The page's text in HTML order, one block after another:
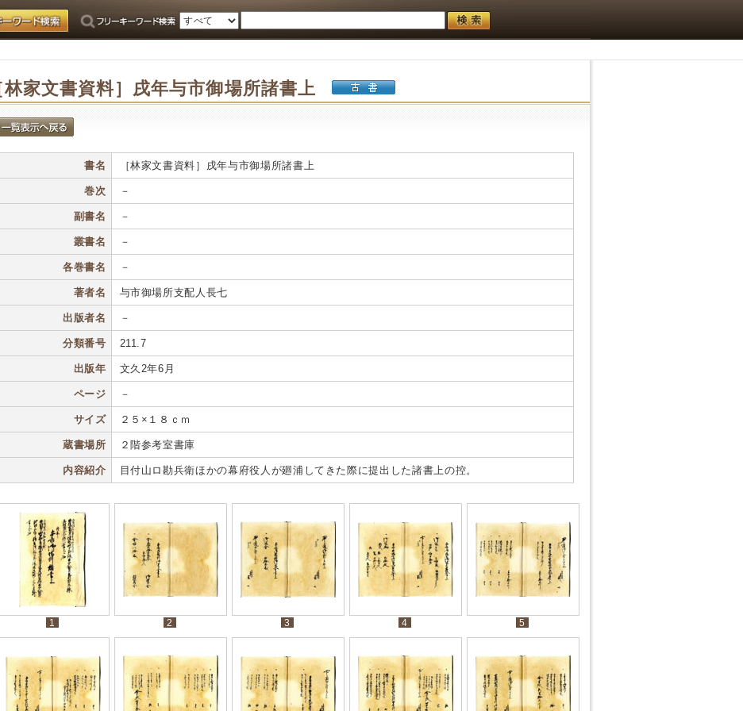
林家文書資料］戌年与市御場所諸書上
書名 ［林家文書資料］戌年与市御場所諸書上
巻次 －
副書名 －
叢書名 －
各巻書名 －
著者名 与市御場所支配人長七
出版者名 －
分類番号 211.7
出版年 文久2年6月
ページ －
サイズ ２５×１８ｃｍ
蔵書場所 ２階参考室書庫
内容紹介 目付山ロ勘兵衛ほかの幕府役人が廻浦してきた際に提出した諸書上の控。
1 2 3 4 5